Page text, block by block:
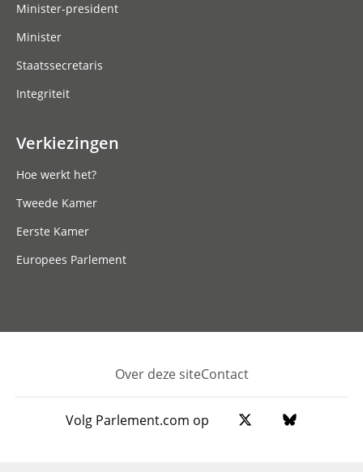
Minister-president
Minister
Staatssecretaris
Integriteit
Verkiezingen
Hoe werkt het?
Tweede Kamer
Eerste Kamer
Europees Parlement
Footer
Over deze siteContact
Volg Parlement.com op